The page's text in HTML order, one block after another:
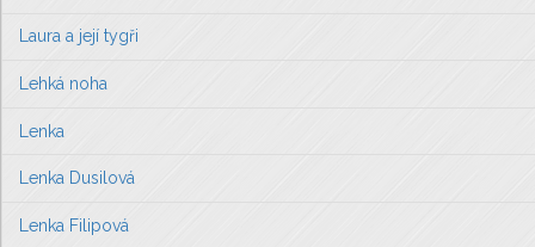
Laura a její tygři
Lehká noha
Lenka
Lenka Dusilová
Lenka Filipová